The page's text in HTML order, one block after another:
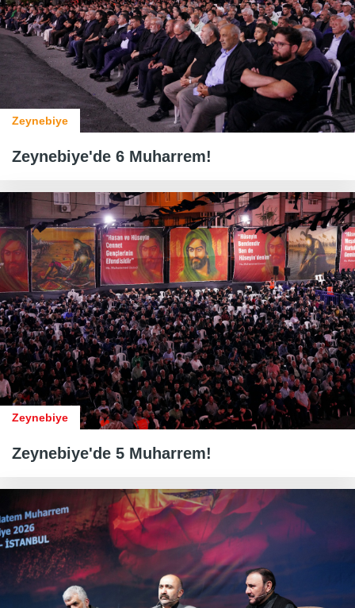
Zeynebiye
Zeynebiye'de 6 Muharrem!
Zeynebiye
Zeynebiye'de 5 Muharrem!